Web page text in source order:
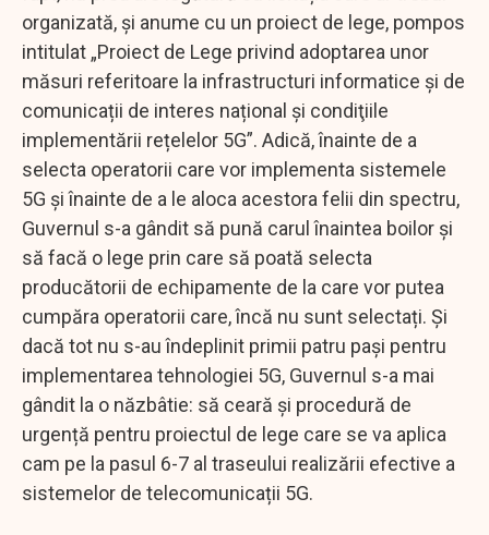
organizată, și anume cu un proiect de lege, pompos
intitulat „Proiect de Lege privind adoptarea unor
măsuri referitoare la infrastructuri informatice și de
comunicații de interes național şi condiţiile
implementării rețelelor 5G”. Adică, înainte de a
selecta operatorii care vor implementa sistemele
5G și înainte de a le aloca acestora felii din spectru,
Guvernul s-a gândit să pună carul înaintea boilor și
să facă o lege prin care să poată selecta
producătorii de echipamente de la care vor putea
cumpăra operatorii care, încă nu sunt selectați. Și
dacă tot nu s-au îndeplinit primii patru pași pentru
implementarea tehnologiei 5G, Guvernul s-a mai
gândit la o năzbâtie: să ceară și procedură de
urgență pentru proiectul de lege care se va aplica
cam pe la pasul 6-7 al traseului realizării efective a
sistemelor de telecomunicații 5G.